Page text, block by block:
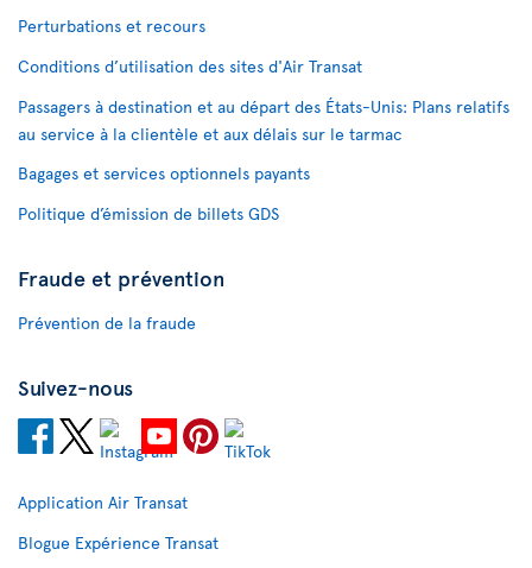
Perturbations et recours
Conditions d’utilisation des sites d'Air Transat
Passagers à destination et au départ des États-Unis: Plans relatifs
au service à la clientèle et aux délais sur le tarmac
Bagages et services optionnels payants
Politique d’émission de billets GDS
Fraude et prévention
Prévention de la fraude
Suivez-nous
Application Air Transat
Blogue Expérience Transat